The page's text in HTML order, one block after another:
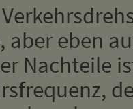
aber eben
Nachteile